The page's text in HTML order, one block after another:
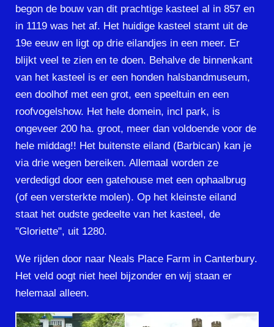
begon de bouw van dit prachtige kasteel al in 857 en
in 1119 was het af. Het huidige kasteel stamt uit de
19e eeuw en ligt op drie eilandjes in een meer. Er
blijkt veel te zien en te doen. Behalve de binnenkant
van het kasteel is er een honden halsbandmuseum,
een doolhof met een grot, een speeltuin en een
roofvogelshow. Het hele domein, incl park, is
ongeveer 200 ha. groot, meer dan voldoende voor de
hele middag!! Het buitenste eiland (Barbican) kan je
via drie wegen bereiken. Allemaal worden ze
verdedigd door een gatehouse met een ophaalbrug
(of een versterkte molen). Op het kleinste eiland
staat het oudste gedeelte van het kasteel, de
"Gloriette", uit 1280.
We rijden door naar Neals Place Farm in Canterbury.
Het veld oogt niet heel bijzonder en wij staan er
helemaal alleen.